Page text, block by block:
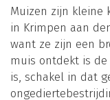
Muizen zijn kleine
in Krimpen aan
want ze zijn een
muis ontdekt is
is, schakel in dat